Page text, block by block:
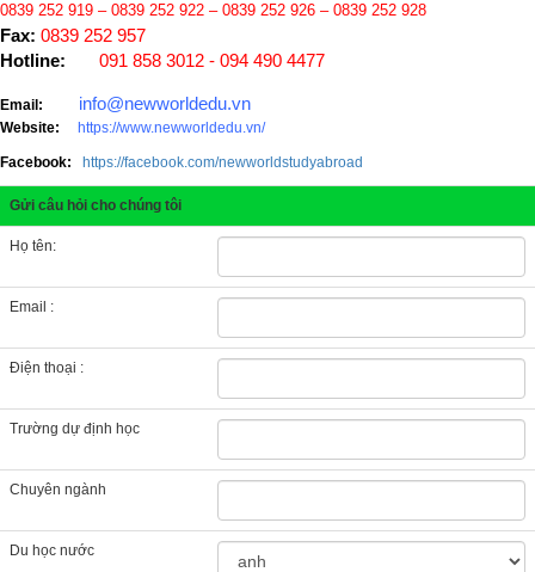
0839 252 919 – 0839 252 922 – 0839 252 926 – 0839 252 928
Fax: 0839 252 957
Hotline:
091 858 3012 - 094 490 4477
Email: info@newworldedu.vn
Website: https://www.newworldedu.vn/
Facebook: https://facebook.com/newworldstudyabroad
Gửi câu hỏi cho chúng tôi
Họ tên:
Email :
Điện thoại :
Trường dự định học
Chuyên ngành
Du học nước